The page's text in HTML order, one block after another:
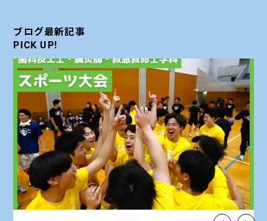
ブログ最新記事
PICK UP!
ブログ最新記事
PICK UP!
ブログ最新記事
PICK UP!
ブログ最新記事
PICK UP!
ブログ最新記事
PICK UP!